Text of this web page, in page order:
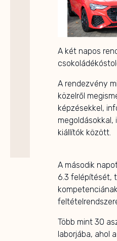
A két napos
A rendezvény
közelről
képzésekkel,
kiállítók között.
A második
6.3 felépítését,
Több mint 30
laborjába, ahol